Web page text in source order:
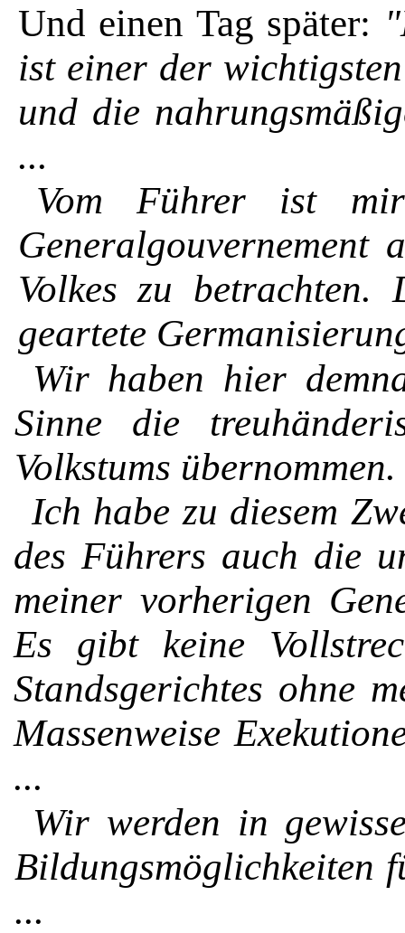
Und einen Tag später:
ist einer der
und die
...
Vom Führer ist
Generalgouvernement
Volkes zu betrachten.
geartete
Wir haben hier
Sin­ne die
Volkstums
Ich habe zu diesem
des Führers auch die
meiner vor­herigen
Es gibt keine
Standsgerichtes ohne
Massenweise
...
Wir werden in
Bil­dungsmöglichkeiten
...